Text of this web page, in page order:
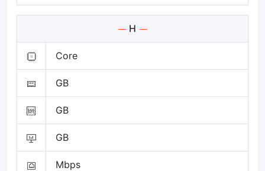
H
Core
GB
GB
GB
Mbps